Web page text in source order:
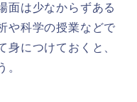
面は少なからずある
や科学の授業などで
身につけておくと、
。